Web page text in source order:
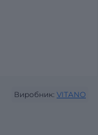
Виробник: VITANO